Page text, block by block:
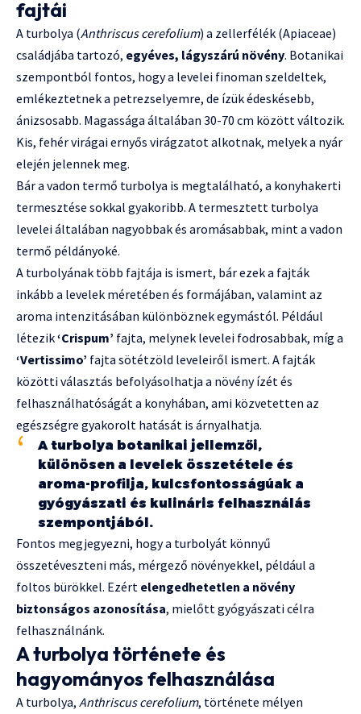
fajtái
A turbolya (Anthriscus cerefolium) a zellerfélék (Apiaceae)
családjába tartozó, egyéves, lágyszárú növény. Botanikai
szempontból fontos, hogy a levelei finoman szeldeltek,
emlékeztetnek a petrezselyemre, de ízük édeskésebb,
ánizsosabb. Magassága általában 30-70 cm között változik.
Kis, fehér virágai ernyős virágzatot alkotnak, melyek a nyár
elején jelennek meg.
Bár a vadon termő turbolya is megtalálható, a konyhakerti
termesztése sokkal gyakoribb. A termesztett turbolya
levelei általában nagyobbak és aromásabbak, mint a vadon
termő példányoké.
A turbolyának több fajtája is ismert, bár ezek a fajták
inkább a levelek méretében és formájában, valamint az
aroma intenzitásában különböznek egymástól. Például
létezik‘Crispum’ fajta, melynek levelei fodrosabbak, míg a
‘Vertissimo’ fajta sötétzöld leveleiről ismert. A fajták
közötti választás befolyásolhatja a növény ízét és
felhasználhatóságát a konyhában, ami közvetetten az
egészségre gyakorolt hatását is árnyalhatja.
A turbolya botanikai jellemzői,
különösen a levelek összetétele és
aroma-profilja, kulcsfontosságúak a
gyógyászati és kulináris felhasználás
szempontjából.
Fontos megjegyezni, hogy a turbolyát könnyű
összetéveszteni más, mérgező növényekkel, például a
foltos bürökkel. Ezért elengedhetetlen a növény
biztonságos azonosítása, mielőtt gyógyászati célra
felhasználnánk.
A turbolya története és
hagyományos felhasználása
A turbolya, Anthriscus cerefolium, története mélyen